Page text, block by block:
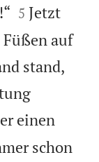


5 Jetzt
auf
stand,
einen
schon